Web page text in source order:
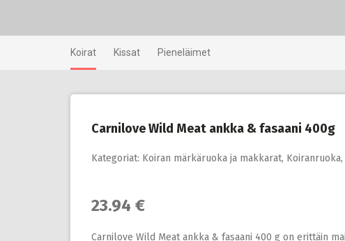
Koirat Kissat Pieneläimet
Carnilove Wild Meat ankka & fasaani 400g
Kategoriat: Koiran märkäruoka ja makkarat, Koiranruoka,
23.94 €
Carnilove Wild Meat ankka & fasaani 400 g on erittäin